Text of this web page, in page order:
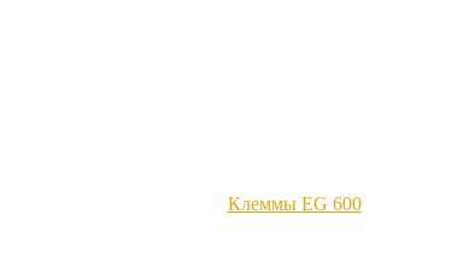
Клеммы EG 600